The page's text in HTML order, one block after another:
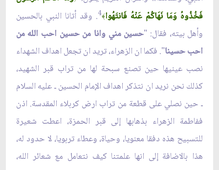
فَخُذُوهُ وَمَا نَهَاكُمْ عَنْهُ فَانتَهُوا﴾4. وقد أتانا النبي بالحسين
وأهل بيته، فقال: "حسين مني وانا من حسين احب الله من
احب حسينا". فكما ان الزهراء، تريد ان تجعل اهداف الشهداء
نصب عينيها حين تصنع سبحة لها من تراب قبر الشهيد،
كذلك نحن نريد ان نتذكر اهداف الإمام الحسين ـ عليه السلام
ـ حين نصلي على قطعة من تراب ارض كربلاء المقدسة. اذن
ففاطمة الزهراء بذهابها إلى قبر الحمزة، اعطت شعيرة
للتسبيح هذه دفقا معنويا، وحياة، وعطاء تربويا، لا حدود له،
هذا بالاضافة إلى انها علمتنا كيف نتعامل مع شعائر الله،